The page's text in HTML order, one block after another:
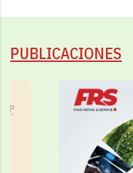
PUBLICACIONES